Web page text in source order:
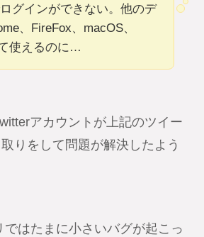
グインができない。他のデ
、FireFox、macOS、
使えるのに…
アカウントが上記のツイー
りをして問題が解決したよう
ではたまに小さいバグが起こっ